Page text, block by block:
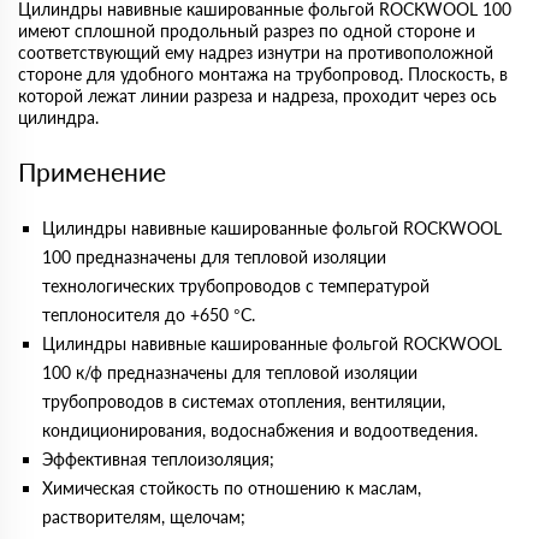
Цилиндры навивные кашированные фольгой ROCKWOOL 100
имеют сплошной продольный разрез по одной стороне и
соответствующий ему надрез изнутри на противоположной
стороне для удобного монтажа на трубопровод. Плоскость, в
которой лежат линии разреза и надреза, проходит через ось
цилиндра.
Применение
Цилиндры навивные кашированные фольгой ROCKWOOL
100 предназначены для тепловой изоляции
технологических трубопроводов с температурой
теплоносителя до +650 °С.
Цилиндры навивные кашированные фольгой ROCKWOOL
100 к/ф предназначены для тепловой изоляции
трубопроводов в системах отопления, вентиляции,
кондиционирования, водоснабжения и водоотведения.
Эффективная теплоизоляция;
Химическая стойкость по отношению к маслам,
растворителям, щелочам;